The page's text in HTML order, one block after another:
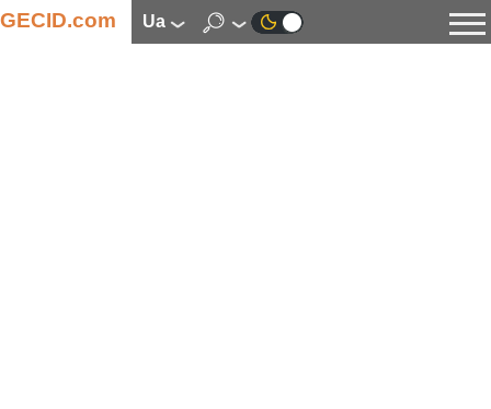
GECID.com ua